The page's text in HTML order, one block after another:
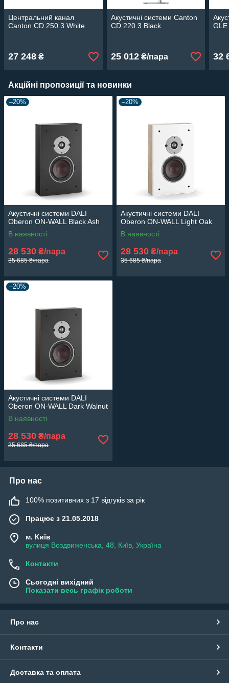
Центральний канал
Canton CD 250.3 White
27 248 ₴
Акустичні системи Canton
CD 220.3 Black
25 012₴/пара 32
Акційні пропозиції та новинки
–20%
Акустичні системи DALI
Oberon ON-WALL Black Ash
В наявності
28 530 ₴/пара
35 685 ₴/пара
–20%
Акустичні системи DALI
Oberon ON-WALL Light Oak
В наявності
28 530 ₴/пара
35 685 ₴/пара
–20%
Акустичні системи DALI
Oberon ON-WALL Dark Walnut
В наявності
28 530 ₴/пара
35 685 ₴/пара
Про нас
100% позитивних з 17 відгуків за рік
Працює з 21.05.2018
м. Київ
вулиця Воздвиженська, 48, Київ, Україна
Контакти
Сьогодні вихідний
Показати весь графік роботи
Про нас
Контакти
Доставка та оплата